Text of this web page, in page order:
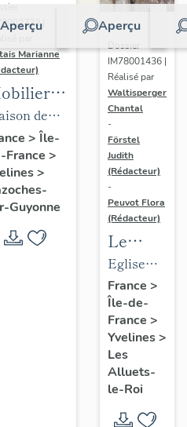
Aperçu|
Marianne
la
de
maison
Carré
> Île-
France >
>
Guyonne
Aperçu
Dossier
IM78001436 |
Réalisé par
Waltisperger
Chantal
-
Förstel
Judith
(Rédacteur)
-
Peuvot Flora
(Rédacteur)
Le
mobilier
de
l'église
Saint-
Nicolas
Eglise
paroissiale
Saint-
Nicolas
France >
Île-de-
France >
Yvelines>
Les
Alluets-
le-Roi